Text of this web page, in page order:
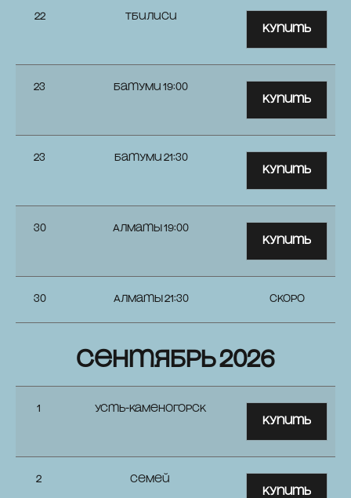
22 Тбилиси
Купить
23 Батуми 19:00
Купить
23 Батуми 21:30
Купить
30 Алматы 19:00
Купить
30 Алматы 21:30 СКОРО
сентябрь 2026
1 Усть-Каменогорск
Купить
2 Семей
Купить